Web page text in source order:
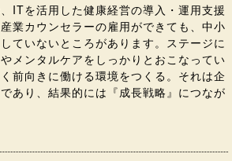
ITを活用した健康経営の導入・運用支援
業カウンセラーの雇用ができても、中小
ていないところがあります。ステージに
メンタルケアをしっかりとおこなってい
前向きに働ける環境をつくる。それは企
あり、結果的には『成長戦略』につなが